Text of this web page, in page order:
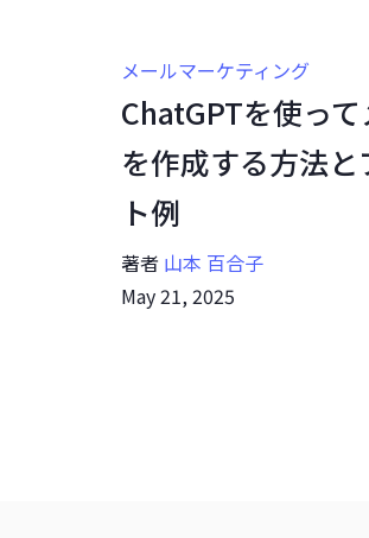
メールマーケティング
ChatGPTを使っ
を作成する方法と
ト例
著者 山本 百合子
May 21, 2025